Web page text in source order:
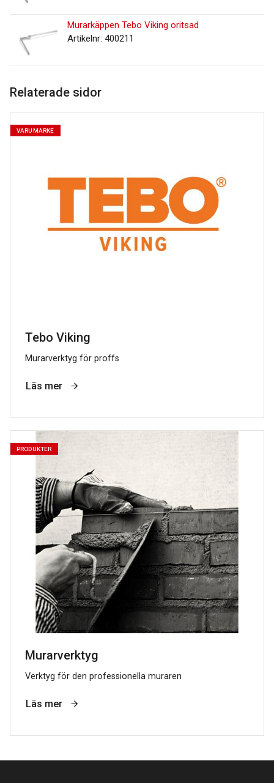
Murarkäppen Tebo Viking oritsad
Artikelnr: 400211
Relaterade sidor
VARUMÄRKE
Tebo Viking
Murarverktyg för proffs
Läs mer
PRODUKTER
Murarverktyg
Verktyg för den professionella muraren
Läs mer